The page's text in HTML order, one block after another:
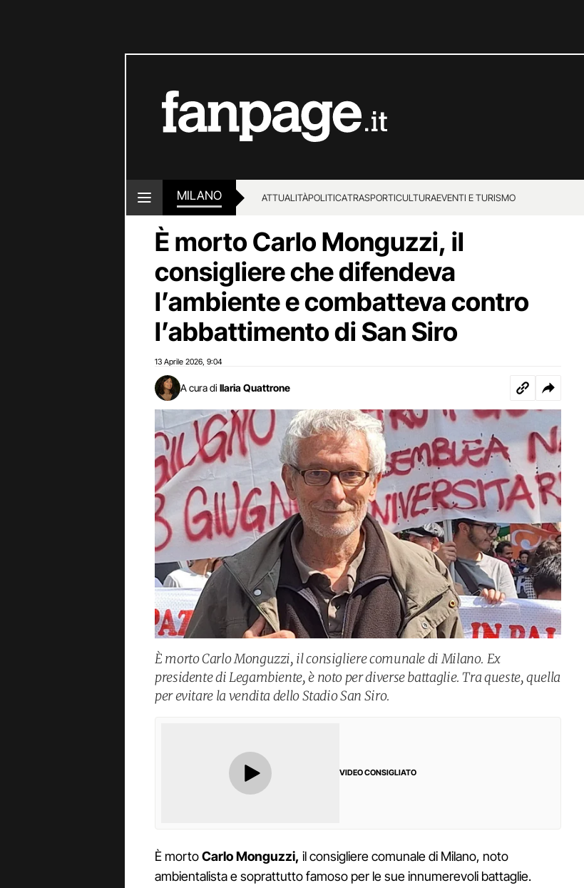
MILANO ATTUALITÀPOLITICATRASPORTICULTURAEVENTI E TURISMO
È morto Carlo Monguzzi, il
consigliere che difendeva
l’ambiente e combatteva contro
l’abbattimento di San Siro
13 Aprile 2026 9:04
A cura di Ilaria Quattrone
È morto Carlo Monguzzi, il consigliere comunale di Milano. Ex
presidente di Legambiente, è noto per diverse battaglie. Tra queste, quella
per evitare la vendita dello Stadio San Siro.
VIDEO CONSIGLIATO
È mortoCarlo Monguzzi, il consigliere comunale di Milano, noto
ambientalista e soprattutto famoso per le sue innumerevoli battaglie.